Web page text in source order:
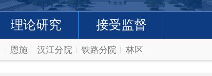
理论研究 接受监督
恩施 汉江分院 铁路分院 林区